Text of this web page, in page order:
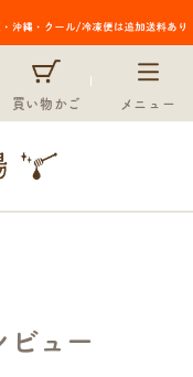
買い物かご メニュー
ュー